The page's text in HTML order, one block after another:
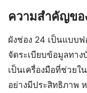
ความสำคัญขอ
ผังช่อง 24 เป็นแบบฟ
จัดระเบียบข้อมูลทา
เป็นเครื่องมือที่ช่วยใ
อย่างมีประสิทธิภาพ